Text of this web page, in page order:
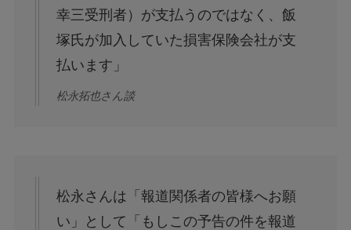
幸三受刑者）が支払うのではなく、飯
塚氏が加入していた損害保険会社が支
払います」
松永拓也さん談
松永さんは「報道関係者の皆様へお願
い」として「もしこの予告の件を報道